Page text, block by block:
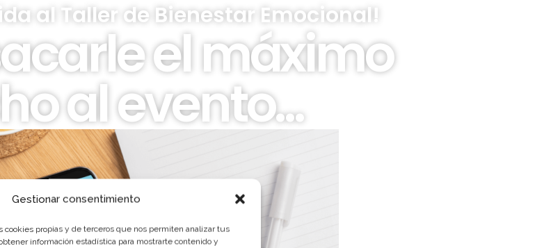
Gestionar consentimiento
cookies propias y de terceros que nos permiten analizar tus
información estadística para mostrarte contenido y
al Taller de Bienestar Emocional!
el máximo
al evento...